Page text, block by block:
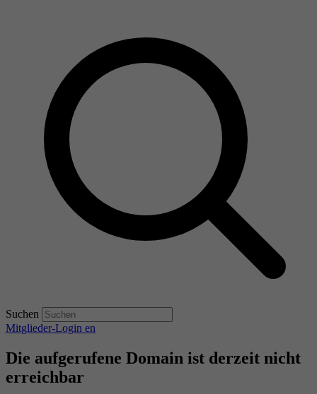
Suchen
Mitglieder-Login en
Die aufgerufene Domain ist derzeit nicht
erreichbar